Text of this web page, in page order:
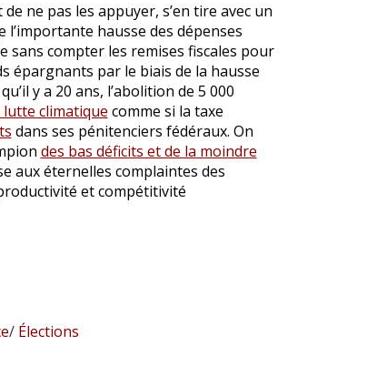
ne pas les appuyer, s’en tire avec un
l’importante hausse des dépenses
sans compter les remises fiscales pour
épargnants par le biais de la hausse
y a 20 ans, l’abolition de 5 000
lutte climatique comme si la taxe
dans ses pénitenciers fédéraux. On
des bas déficits et de la moindre
aux éternelles complaintes des
et compétitivité
/Élections